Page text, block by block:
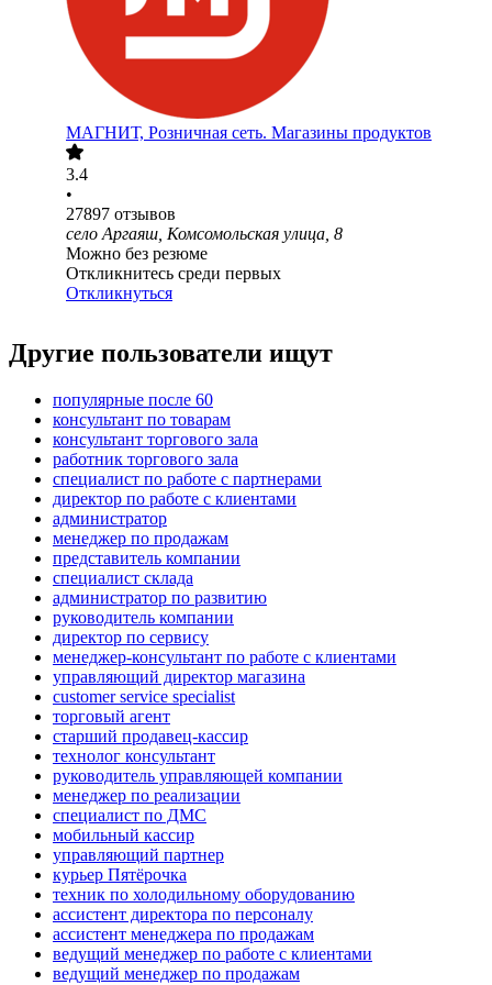
МАГНИТ, Розничная сеть. Магазины продуктов
3.4
•
27897 отзывов
село Аргаяш, Комсомольская улица, 8
Можно без резюме
Откликнитесь среди первых
Откликнуться
Другие пользователи ищут
популярные после 60
консультант по товарам
консультант торгового зала
работник торгового зала
специалист по работе с партнерами
директор по работе с клиентами
администратор
менеджер по продажам
представитель компании
специалист склада
администратор по развитию
руководитель компании
директор по сервису
менеджер-консультант по работе с клиентами
управляющий директор магазина
customer service specialist
торговый агент
старший продавец-кассир
технолог консультант
руководитель управляющей компании
менеджер по реализации
специалист по ДМС
мобильный кассир
управляющий партнер
курьер Пятёрочка
техник по холодильному оборудованию
ассистент директора по персоналу
ассистент менеджера по продажам
ведущий менеджер по работе с клиентами
ведущий менеджер по продажам